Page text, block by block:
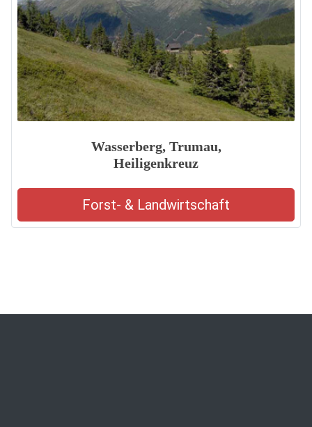
Wasserberg, Trumau,
Heiligenkreuz
Forst- & Landwirtschaft